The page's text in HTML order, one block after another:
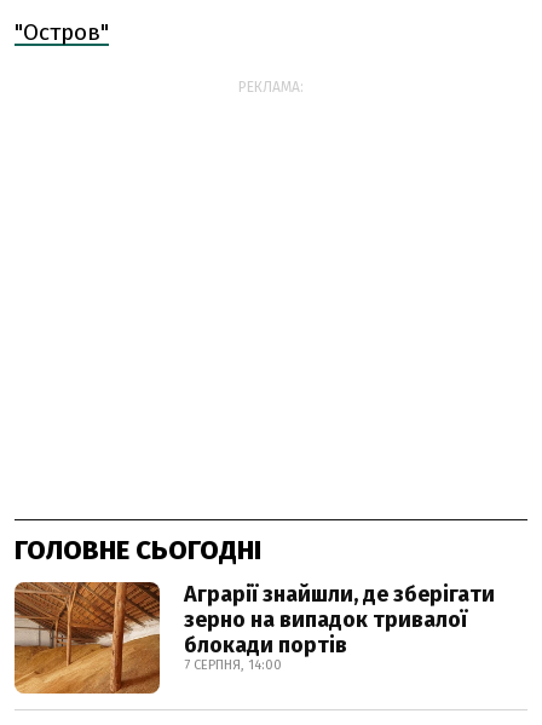
"Остров"
РЕКЛАМА:
ГОЛОВНЕ СЬОГОДНІ
Аграрії знайшли, де зберігати
зерно на випадок тривалої
блокади портів
7 СЕРПНЯ, 14:00